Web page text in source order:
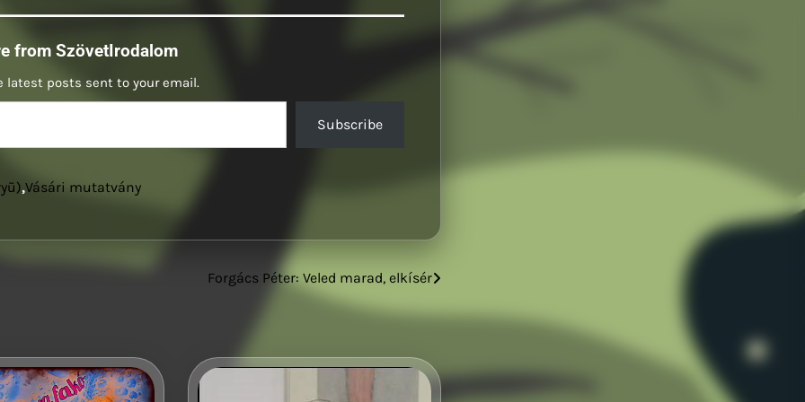
from SzövetIrodalom
latest posts sent to your email.
Subscribe
,Vásári mutatvány
Forgács Péter: Veled marad, elkísér